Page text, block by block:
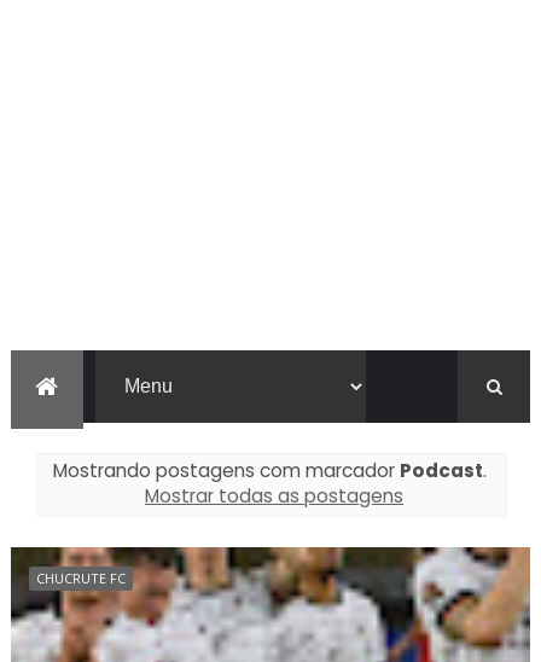
Mostrando postagens com marcador Podcast.
Mostrar todas as postagens
CHUCRUTE FC